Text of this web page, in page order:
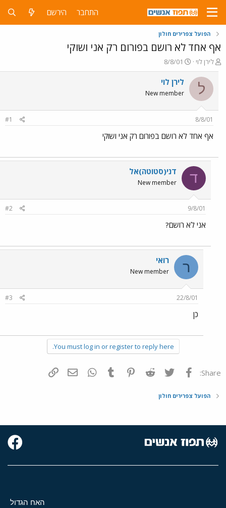
התחבר הירשם
הפועל צפרירים חולון
אף אחד לא רושם בפורום רק אני ושוקי
פ
ו
ת
ח
ה
ש
א
לירן לוי
פ
ו
ר
ם
ר
8/8/01
ל לירן לוי
New member
8/8/01
#1
אף אחד לא רושם בפורום רק אני ושוקי
ד דני(סטוטה)אל
New member
9/8/01
#2
אני לא רושם?
ר רואי
New member
22/8/01
#3
כן
You must log in or register to reply here.
Share: פייסבוק Twitter
Reddit
Pinterest
Tumblr
WhatsAppדואר אלקטרוני
הפועל צפרירים חולון
האח הגדול